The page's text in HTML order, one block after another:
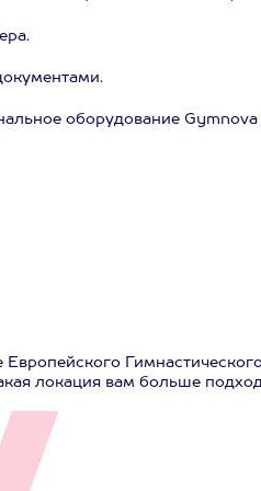
оборудование
локация вам больше